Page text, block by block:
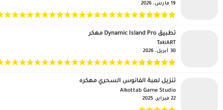
19 مارس، 2026
تطبيق Dynamic Island Pro مهكر
TakiART‏
30 أبريل، 2026
تنزيل لعبة الفانوس السحري مهكره
Alkottab Game Studio‏
22 فبراير، 2025